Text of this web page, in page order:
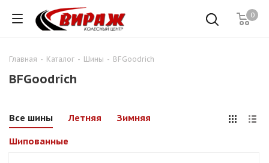
0
Главная - Каталог - Шины - BFGoodrich
BFGoodrich
Все шины Летняя Зимняя
Шипованные